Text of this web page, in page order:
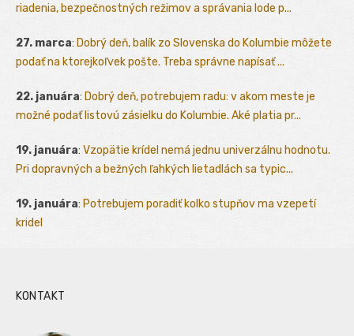
riadenia, bezpečnostných režimov a správania lode p...
27. marca: Dobrý deň, balík zo Slovenska do Kolumbie môžete
podať na ktorejkoľvek pošte. Treba správne napísať ...
22. januára: Dobrý deň, potrebujem radu: v akom meste je
možné podať listovú zásielku do Kolumbie. Aké platia pr...
19. januára: Vzopätie krídel nemá jednu univerzálnu hodnotu.
Pri dopravných a bežných ľahkých lietadlách sa typic...
19. januára: Potrebujem poradiť kolko stupňov ma vzepetí
kridel
KONTAKT